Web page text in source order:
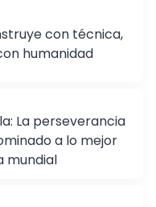
con técnica,
humanidad
La perseverancia
a lo mejor
mundial